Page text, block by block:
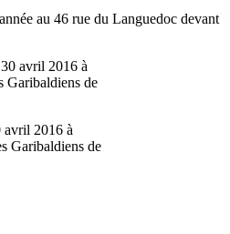
au 46 rue du Languedoc devant
avril 2016 à
Garibaldiens de